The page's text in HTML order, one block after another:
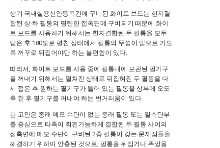
상기 국내실용신안등록건에 구비된 화이트 보드는 힌지결
합된 상·하 필통의 평탄한 접촉면에 구비되기 때문에 화이
트 보드를 사용하기 위해서는 힌지결합된 두 필통을 모두
닫은 후 180도로 펼친 상태에서 필통의 뚜껑이 밑으로 가도
록 꺼꾸로 뒤집어야만 하는 불편함이 있다.
따라서, 화이트 보드를 사용 중에 필통내에 보관된 필기구
를 꺼내기 위해서는 펼쳐진 상태로 뒤집혀진 두 필통을 다
시 접은 후 원하는 필기구가 들어 있는 필통을 상부에 오도
록 한 후 필기구를 꺼내야 하는 번거러움이 있다.
본 고안은 종래 메모 수단이 없는 종래 필통 또는 일측단부
를 중심으로 타측이 회전가능하게 결합된 두 필통 사이의
접촉면에 메모 수단이 구비된 2중 필통이 갖는 문제점들을
해결하기 위하여 안출된 것으로, 필통을 뒤집거나 뚜껑을